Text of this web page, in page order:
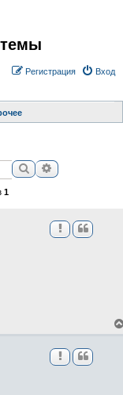
Вход
Регистрация
ПоискРасширенный
1